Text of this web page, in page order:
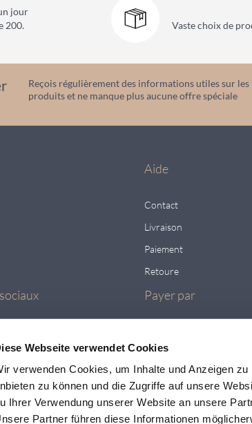
Webseite verwendet Cookies
verwenden Cookies, um Inhalte und Anzeigen
zu können und die Zugriffe auf unsere
Ihrer Verwendung unserer Website an unsere
Partner führen diese Informationen
jour
200.
Vaste choixde
Reçois régulièrement des informations utiles sur les
produits et ne manque plus aucune offre spéciale
Aide
Contact
Livraison
Paiement
Retoure
Payer par